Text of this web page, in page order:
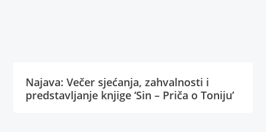
Najava: Večer sjećanja, zahvalnosti i
predstavljanje knjige ‘Sin – Priča o Toniju’